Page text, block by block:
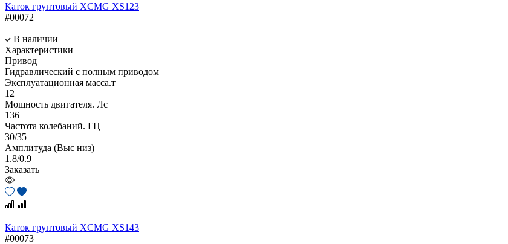
Каток грунтовый XCMG XS123
#00072
В наличии
Характеристики
Привод
Гидравлический с полным приводом
Эксплуатационная масса.т
12
Мощность двигателя. Лс
136
Частота колебаний. ГЦ
30/35
Амплитуда (Выс низ)
1.8/0.9
Заказать
Каток грунтовый XCMG XS143
#00073